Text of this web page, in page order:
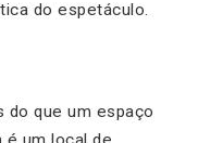
do espetáculo.
do que um espaço